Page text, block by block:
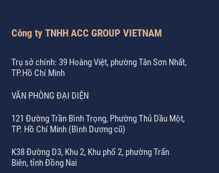
Công ty TNHH ACC GROUP VIETNAM
Trụ sở chính: 39 Hoàng Việt, phường Tân Sơn Nhất,
TP.Hồ Chí Minh
VĂN PHÒNG ĐẠI DIỆN
121 Đường Trần Bình Trọng, Phường Thủ Dầu Một,
TP. Hồ Chí Minh (Bình Dương cũ)
K38 Đường D3, Khu 2, Khu phố 2, phường Trấn
Biên, tỉnh Đồng Nai